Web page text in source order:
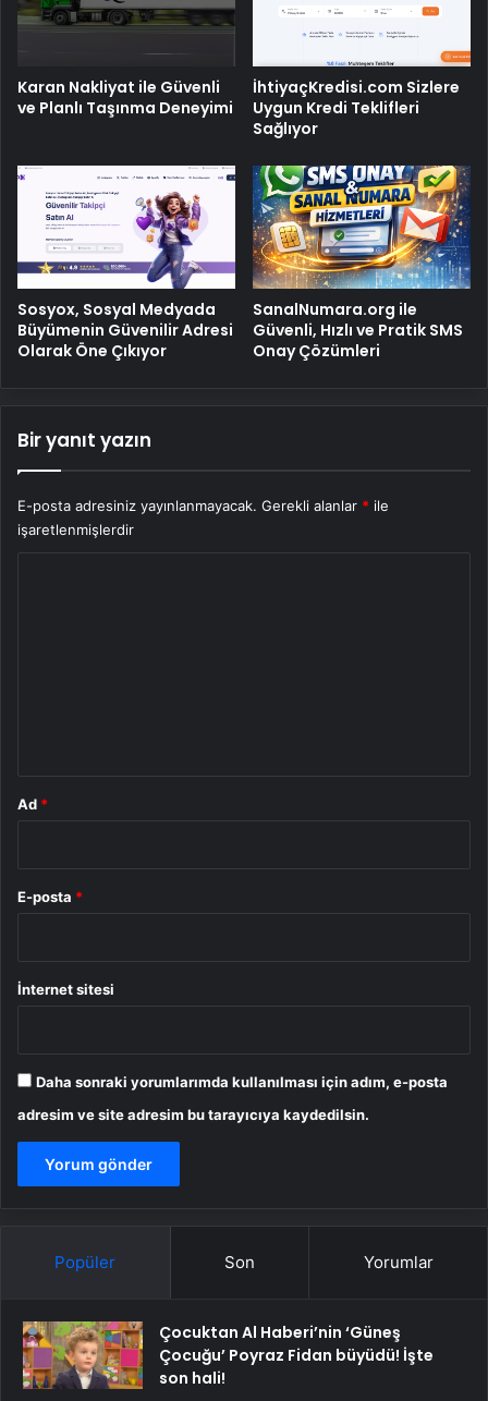
Karan Nakliyat ile Güvenli
ve Planlı Taşınma Deneyimi
İhtiyaçKredisi.com Sizlere
Uygun Kredi Teklifleri
Sağlıyor
Sosyox, Sosyal Medyada
Büyümenin Güvenilir Adresi
Olarak Öne Çıkıyor
SanalNumara.org ile
Güvenli, Hızlı ve Pratik SMS
Onay Çözümleri
Bir yanıt yazın
E-posta adresiniz yayınlanmayacak. Gerekli alanlar * ile
işaretlenmişlerdir
Ad *
E-posta *
İnternet sitesi
Daha sonraki yorumlarımda kullanılması için adım, e-posta
adresim ve site adresim bu tarayıcıya kaydedilsin.
Popüler Son Yorumlar
Çocuktan Al Haberi’nin ‘Güneş
Çocuğu’ Poyraz Fidan büyüdü! İşte
son hali!